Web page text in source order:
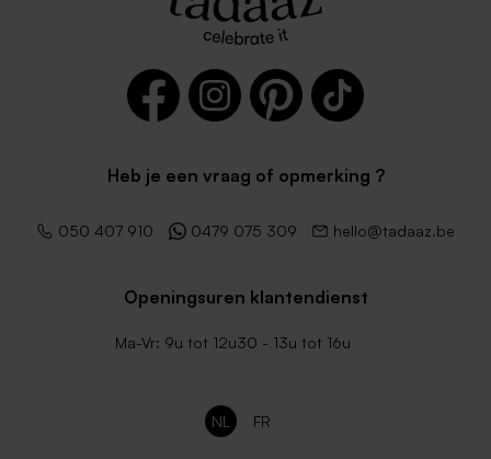
Heb je een vraag of opmerking ?
050 407 910 0479 075 309 hello@tadaaz.be
Openingsuren klantendienst
Ma-Vr: 9u tot 12u30 - 13u tot 16u
NL FR